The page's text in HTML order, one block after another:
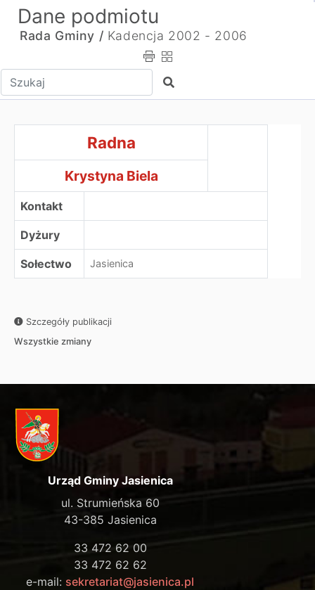
Dane podmiotu
Rada Gminy / Kadencja 2002 - 2006
Wpisz tekst do wyszukania Szukaj
Radna
Krystyna Biela
Kontakt
Dyżury
Sołectwo Jasienica
Szczegóły publikacji
Wszystkie zmiany
Urząd Gminy Jasienica
ul. Strumieńska 60
43-385 Jasienica
33 472 62 00
33 472 62 62
e-mail: sekretariat@jasienica.pl